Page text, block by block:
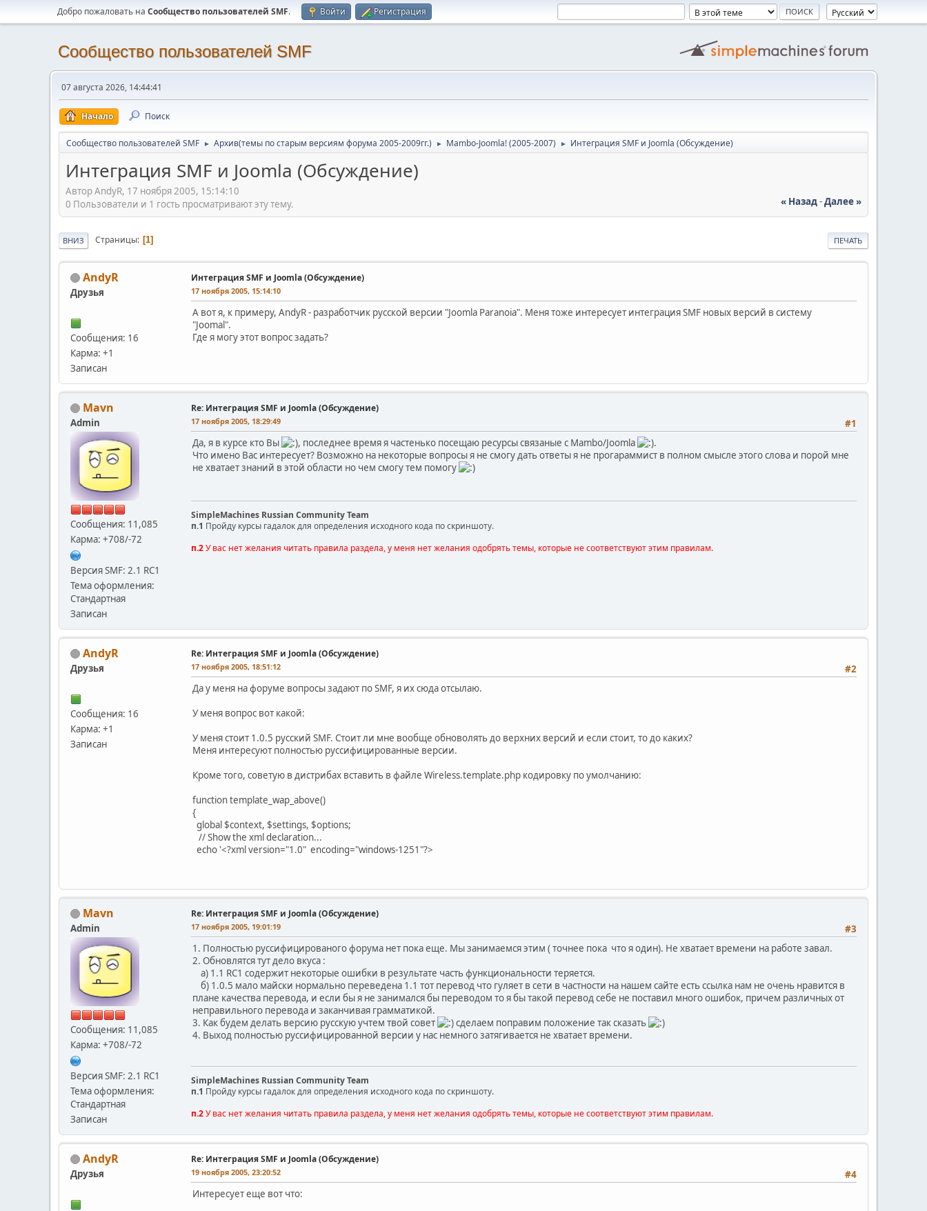
Добро пожаловать на Cообщество пользователей SMF. Войти Регистрация
Cообщество пользователей SMF
07 августа 2026, 14:44:41
Начало Поиск
Cообщество пользователей SMF ► Архив(темы по старым версиям форума 2005-2009гг.) ► Mambo-Joomla! (2005-2007) ► Интеграция SMF и Joomla (Обсуждение)
Интеграция SMF и Joomla (Обсуждение)
Автор AndyR, 17 ноября 2005, 15:14:10
« Назад-Далее »
0 Пользователи и 1 гость просматривают эту тему.
ПЕЧАТЬ
ВНИЗ Страницы 1
AndyR
Друзья
Сообщения: 16
Карма: +1
Записан
Интеграция SMF и Joomla (Обсуждение)
17 ноября 2005, 15:14:10
А вот я, к примеру, AndyR - разработчик русской версии "Joomla Paranoia". Меня тоже интересует интеграция SMF новых версий в систему
"Joomal".
Где я могу этот вопрос задать?
Mavn
Admin
Сообщения: 11,085
Карма: +708/-72
Версия SMF: 2.1 RC1
Тема оформления:
Стандартная
Записан
Re: Интеграция SMF и Joomla (Обсуждение)
#1
17 ноября 2005, 18:29:49
Да, я в курсе кто Вы , последнее время я частенько посещаю ресурсы связаные с Mambo/Joomla
.
Что имено Вас интересует? Возможно на некоторые вопросы я не смогу дать ответы я не прогараммист в полном смысле этого слова и порой мне
не хватает знаний в этой области но чем смогу тем помогу
SimpleMachines Russian Community Team
п.1 Пройду курсы гадалок для определения исходного кода по скриншоту.
п.2У вас нет желания читать правила раздела, у меня нет желания одобрять темы, которые не соответствуют этим правилам.
AndyR
Друзья
Сообщения: 16
Карма: +1
Записан
Re: Интеграция SMF и Joomla (Обсуждение)
#2
17 ноября 2005, 18:51:12
Да у меня на форуме вопросы задают по SMF, я их сюда отсылаю.
У меня вопрос вот какой:
У меня стоит 1.0.5 русский SMF. Стоит ли мне вообще обноволять до верхних версий и если стоит, то до каких?
Меня интересуют полностью руссифицированные версии.
Кроме того, советую в дистрибах вставить в файле Wireless.template.php кодировку по умолчанию:
function template_wap_above()
{
global $context, $settings, $options;
// Show the xml declaration...
echo '<?xml version="1.0" encoding="windows-1251"?>
Mavn
Admin
Сообщения: 11,085
Карма: +708/-72
Версия SMF: 2.1 RC1
Тема оформления:
Стандартная
Записан
Re: Интеграция SMF и Joomla (Обсуждение)
#3
17 ноября 2005, 19:01:19
1. Полностью руссифицированого форума нет пока еще. Мы занимаемся этим ( точнее пока что я один). Не хватает времени на работе завал.
2. Обновлятся тут дело вкуса :
а) 1.1 RC1 содержит некоторые ошибки в результате часть функциональности теряется.
б) 1.0.5 мало майски нормально переведена 1.1 тот перевод что гуляет в сети в частности на нашем сайте есть ссылка нам не очень нравится в
плане качества перевода, и если бы я не занимался бы переводом то я бы такой перевод себе не поставил много ошибок, причем различных от
неправильного перевода и заканчивая грамматикой.
3. Как будем делать версию русскую учтем твой совет
сделаем поправим положение так сказать
4. Выход полностью руссифицированной версии у нас немного затягивается не хватает времени.
SimpleMachines Russian Community Team
п.1 Пройду курсы гадалок для определения исходного кода по скриншоту.
п.2У вас нет желания читать правила раздела, у меня нет желания одобрять темы, которые не соответствуют этим правилам.
AndyR
Друзья
Re: Интеграция SMF и Joomla (Обсуждение)
#4
19 ноября 2005, 23:20:52
Интересует еще вот что: